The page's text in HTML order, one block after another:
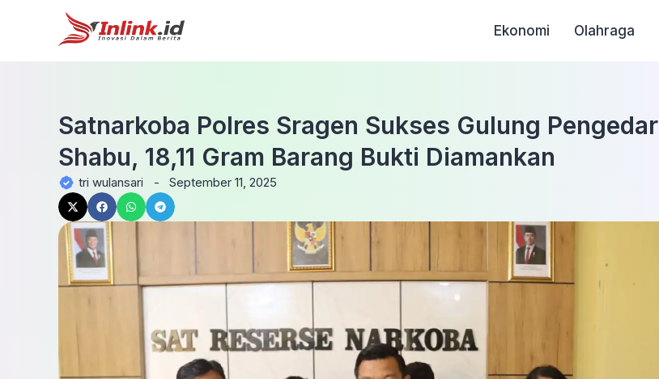
Ekonomi Olahraga
Satnarkoba Polres Sragen Sukses Gulung Pengedar
Shabu, 18,11 Gram Barang Bukti Diamankan
tri wulansari - September 11, 2025